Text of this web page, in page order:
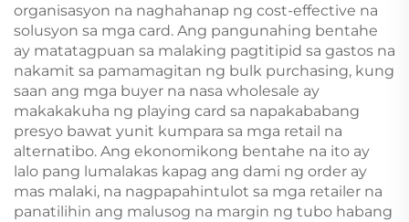
organisasyon na naghahanap ng cost-effective na
solusyon sa mga card. Ang pangunahing bentahe
ay matatagpuan sa malaking pagtitipid sa gastos na
nakamit sa pamamagitan ng bulk purchasing, kung
saan ang mga buyer na nasa wholesale ay
makakakuha ng playing card sa napakababang
presyo bawat yunit kumpara sa mga retail na
alternatibo. Ang ekonomikong bentahe na ito ay
lalo pang lumalakas kapag ang dami ng order ay
mas malaki, na nagpapahintulot sa mga retailer na
panatilihin ang malusog na margin ng tubo habang